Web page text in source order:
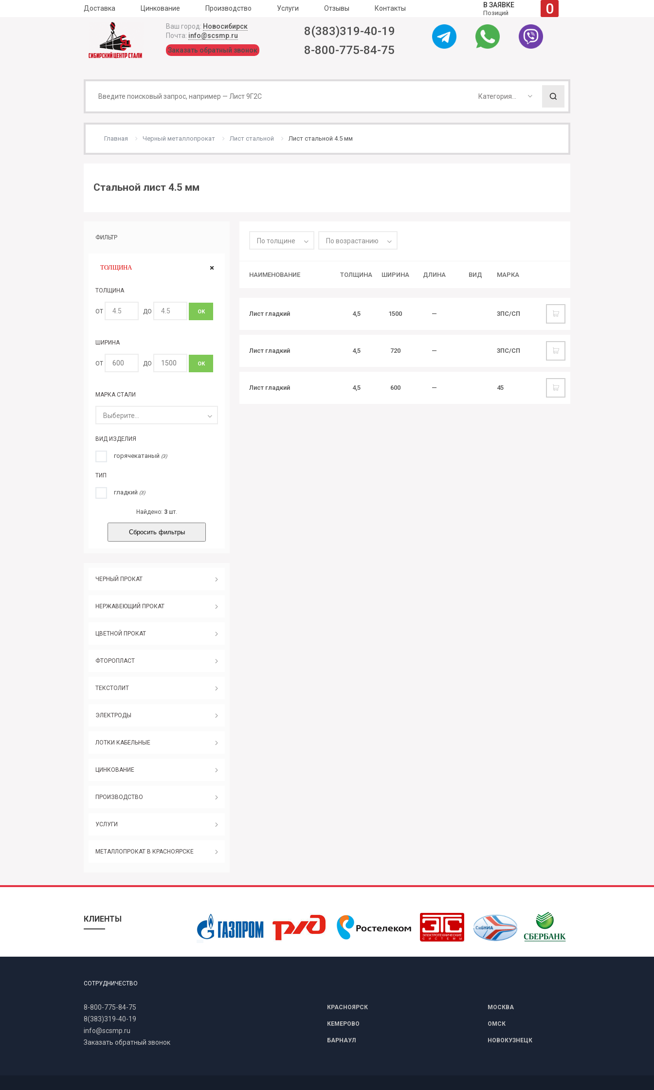
Доставка Цинкование Производство Услуги Отзывы Контакты В ЗАЯВКЕ
Позиций 0
Ваш город: Новосибирск
Почта: info@scsmp.ru
Заказать обратный звонок
8(383)319-40-19
8-800-775-84-75
Категория...
Главная Черный металлопрокат Лист стальной Лист стальной 4.5 мм
Стальной лист 4.5 мм
По толщине По возрастанию
НАИМЕНОВАНИЕ ТОЛЩИНА ШИРИНА ДЛИНА ВИД МАРКА
Лист гладкий 4,5 1500 — 3ПС/СП
Лист гладкий 4,5 720 — 3ПС/СП
Лист гладкий 4,5 600 — 45
ФИЛЬТР
ТОЛЩИНА
ТОЛЩИНА
ОТ ДО ОК
ШИРИНА
ОТ ДО ОК
МАРКА СТАЛИ
Выберите...
ВИД ИЗДЕЛИЯ
горячекатаный (3)
ТИП
гладкий (3)
Найдено: 3 шт.
Сбросить фильтры
ЧЕРНЫЙ ПРОКАТ
НЕРЖАВЕЮЩИЙ ПРОКАТ
ЦВЕТНОЙ ПРОКАТ
ФТОРОПЛАСТ
ТЕКСТОЛИТ
ЭЛЕКТРОДЫ
ЛОТКИ КАБЕЛЬНЫЕ
ЦИНКОВАНИЕ
ПРОИЗВОДСТВО
УСЛУГИ
МЕТАЛЛОПРОКАТ В КРАСНОЯРСКЕ
КЛИЕНТЫ
СОТРУДНИЧЕСТВО
8-800-775-84-75
8(383)319-40-19
info@scsmp.ru
Заказать обратный звонок
КРАСНОЯРСК МОСКВА
КЕМЕРОВО ОМСК
БАРНАУЛ НОВОКУЗНЕЦК